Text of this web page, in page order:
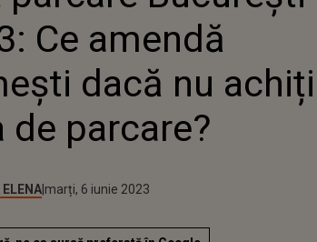
Ce amendă
dacă nu achiți
de parcare?
ELENA Publicat:
marți, 6 iunie 2023